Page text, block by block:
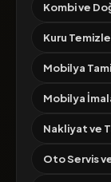
Kombi ve
Kuru
Mobilya
Mobilya
Nakliyat ve
Oto Servis